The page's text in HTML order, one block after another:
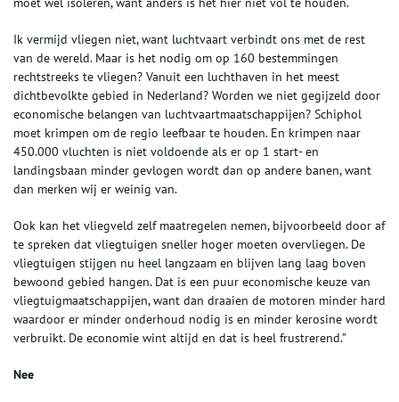
Ik vermijd vliegen niet, want luchtvaart verbindt ons met de rest
van de wereld. Maar is het nodig om op 160 bestem­mingen
rechtstreeks te vliegen? Vanuit een luchthaven in het meest
dichtbevolkte gebied in Neder­land? Worden we niet gegijzeld door
economische belangen van lucht­vaart­maatschappijen? Schiphol
moet krimpen om de regio leef­baar te houden. En krimpen naar
450.000 vluchten is niet voldoende als er op 1 start- en
landingsbaan minder gevlogen wordt dan op andere banen, want
dan merken wij er weinig van.
Ook kan het vliegveld zelf maatregelen nemen, bijvoorbeeld door af
te spreken dat vliegtuigen sneller hoger moeten overvliegen. De
vliegtuigen stijgen nu heel langzaam en blijven lang laag boven
bewoond gebied hangen. Dat is een puur economische keuze van
vliegtuigmaatschappijen, want dan draaien de motoren minder hard
waardoor er minder onderhoud nodig is en minder kerosine wordt
verbruikt. De economie wint altijd en dat is heel frustrerend.”
Nee